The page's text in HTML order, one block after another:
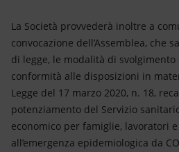
La Società provvederà inoltre a
convocazione dell’Assemblea, che
di legge, le modalità di svolgimento
conformità alle disposizioni in
Legge del 17 marzo 2020, n. 18,
potenziamento del Servizio
economico per famiglie, lavoratori
all’emergenza epidemiologica da